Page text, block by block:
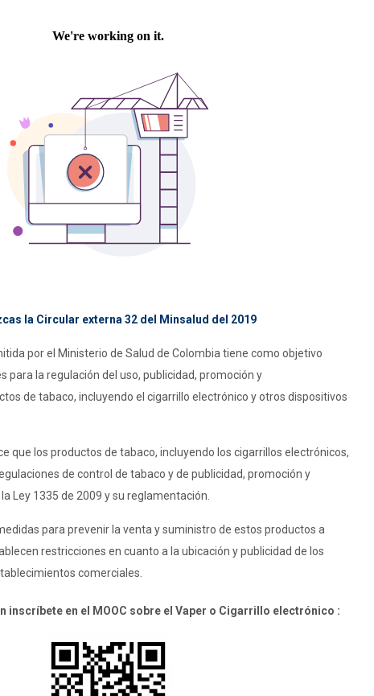
la Circular externa 32 del Minsalud del 2019
por el Ministerio de Salud de Colombia tiene como objetivo
para la regulación del uso, publicidad, promoción y
de tabaco, incluyendo el cigarrillo electrónico y otros dispositivos
que los productos de tabaco, incluyendo los cigarrillos electrónicos,
de control de tabaco y de publicidad, promoción y
Ley 1335 de 2009 y su reglamentación.
para prevenir la venta y suministro de estos productos a
restricciones en cuanto a la ubicación y publicidad de los
comerciales.
inscríbete en el MOOC sobre el Vaper o Cigarrillo electrónico :